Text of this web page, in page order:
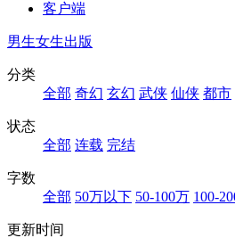
客户端
男生女生出版
分类
全部 奇幻 玄幻 武侠 仙侠 都市
状态
全部 连载 完结
字数
全部 50万以下 50-100万 100-
更新时间